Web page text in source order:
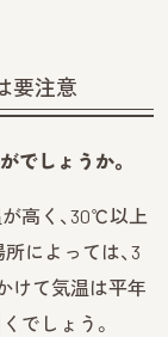
要注意
でしょうか。
高く、30℃以上
によっては、3
けて気温は平年
でしょう。